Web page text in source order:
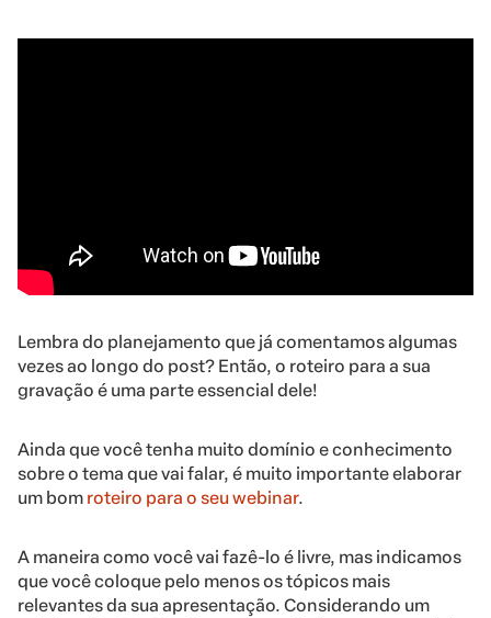
Lembra do planejamento que já comentamos algumas
vezes ao longo do post? Então, o roteiro para a sua
gravação é uma parte essencial dele!
Ainda que você tenha muito domínio e conhecimento
sobre o tema que vai falar, é muito importante elaborar
um bom roteiro para o seu webinar.
A maneira como você vai fazê-lo é livre, mas indicamos
que você coloque pelo menos os tópicos mais
relevantes da sua apresentação. Considerando um